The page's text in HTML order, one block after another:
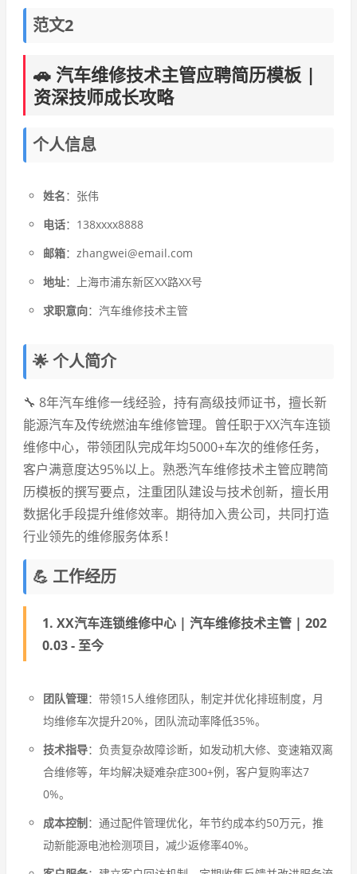
范文2
🚗 汽车维修技术主管应聘简历模板 |
资深技师成长攻略
个人信息
姓名：张伟
电话：138xxxx8888
邮箱：zhangwei@email.com
地址：上海市浦东新区XX路XX号
求职意向：汽车维修技术主管
🌟 个人简介
🔧 8年汽车维修一线经验，持有高级技师证书，擅长新
能源汽车及传统燃油车维修管理。曾任职于XX汽车连锁
维修中心，带领团队完成年均5000+车次的维修任务，
客户满意度达95%以上。熟悉汽车维修技术主管应聘简
历模板的撰写要点，注重团队建设与技术创新，擅长用
数据化手段提升维修效率。期待加入贵公司，共同打造
行业领先的维修服务体系！
💪 工作经历
1. XX汽车连锁维修中心 | 汽车维修技术主管 | 202
0.03 - 至今
团队管理：带领15人维修团队，制定并优化排班制度，月
均维修车次提升20%，团队流动率降低35%。
技术指导：负责复杂故障诊断，如发动机大修、变速箱双离
合维修等，年均解决疑难杂症300+例，客户复购率达7
0%。
成本控制：通过配件管理优化，年节约成本约50万元，推
动新能源电池检测项目，减少返修率40%。